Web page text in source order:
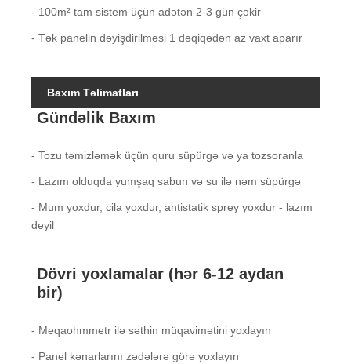
- 100m² tam sistem üçün adətən 2-3 gün çəkir
- Tək panelin dəyişdirilməsi 1 dəqiqədən az vaxt aparır
Baxım Təlimatları
Gündəlik Baxım
- Tozu təmizləmək üçün quru süpürgə və ya tozsoranla
- Lazım olduqda yumşaq sabun və su ilə nəm süpürgə
- Mum yoxdur, cila yoxdur, antistatik sprey yoxdur - lazım
deyil
Dövri yoxlamalar (hər 6-12 aydan
bir)
- Meqaohmmetr ilə səthin müqavimətini yoxlayın
- Panel kənarlarını zədələrə görə yoxlayın